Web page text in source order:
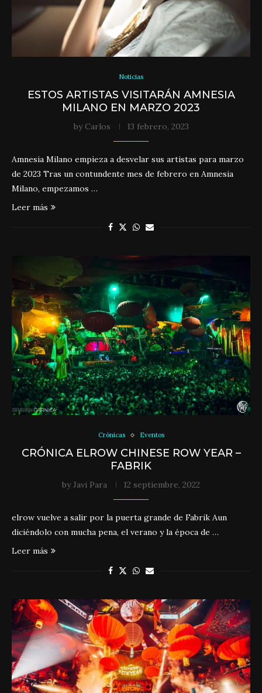
Noticias
ESTOS ARTISTAS VISITARÁN AMNESIA
MILANO EN MARZO 2023
by Carlos 13 febrero, 2023
Amnesia Milano empieza a desvelar sus artistas para marzo
de 2023 Tras un contundente mes de febrero en Amnesia
Milano, empezamos …
Leer más
Crónicas Eventos
CRÓNICA ELROW CHINESE ROW YEAR –
FABRIK
byJavi Para 12 septiembre, 2022
elrow vuelve a salir por la puerta grande de Fabrik Aun
diciéndolo con mucha pena, el verano y la época de …
Leer más